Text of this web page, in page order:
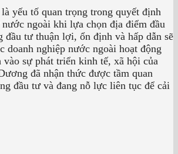
yếu tố quan trọng trong quyết định
nước ngoài khi lựa chọn địa điểm đầu
tư thuận lợi, ổn định và hấp dẫn sẽ
doanh nghiệp nước ngoài hoạt động
vào sự phát triển kinh tế, xã hội của
đã nhận thức được tầm quan
đầu tư và đang nỗ lực liên tục để cải